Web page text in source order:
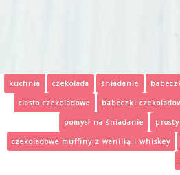
kuchnia czekolada śniadanie
ciasto czekoladowe
babeczki
pomysł na śniadanie
czekoladowe muffiny z wanilią i whiskey